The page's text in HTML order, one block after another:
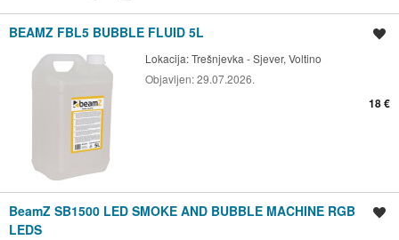
BEAMZ FBL5 BUBBLE FLUID 5L
Lokacija:Trešnjevka - Sjever, Voltino
Objavljen:29.07.2026.
18 €
BeamZ SB1500 LED SMOKE AND BUBBLE MACHINE RGB
LEDS